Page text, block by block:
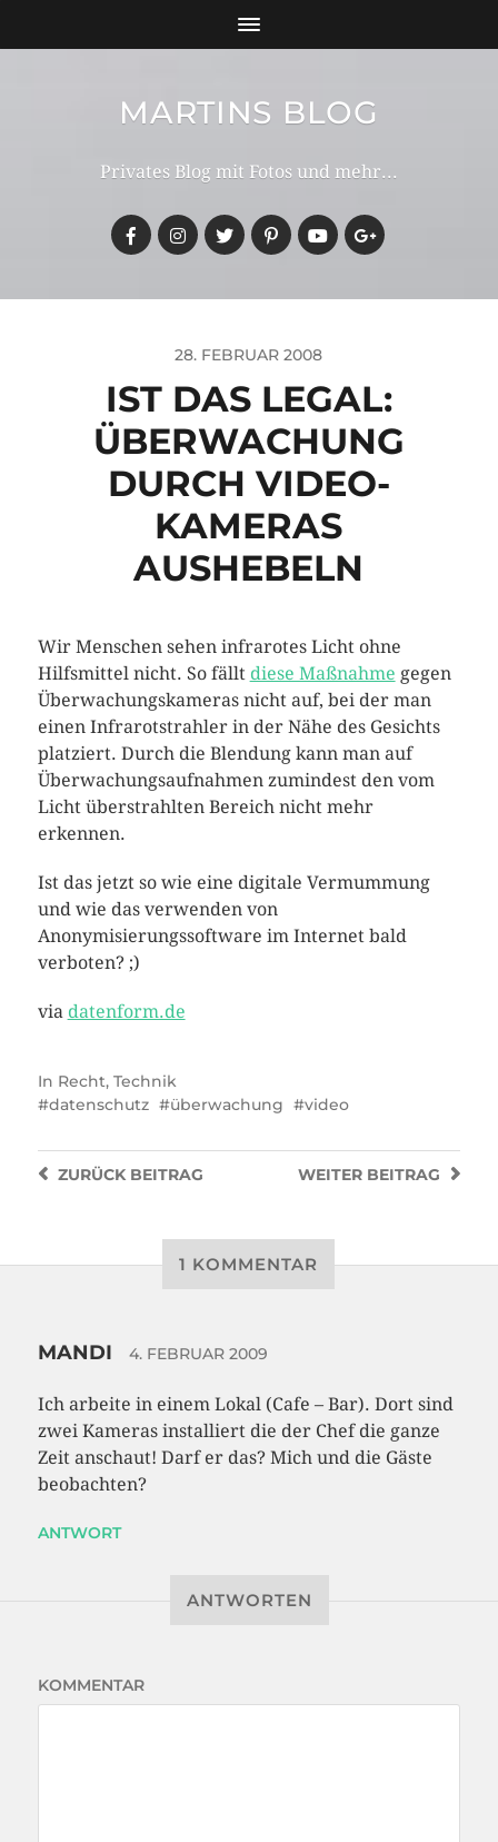
MARTINS BLOG
Privates Blog mit Fotos und mehr...
28. FEBRUAR 2008
IST DAS LEGAL:
ÜBERWACHUNG
DURCH VIDEO-
KAMERAS
AUSHEBELN
Wir Menschen sehen infrarotes Licht ohne
Hilfsmittel nicht. So fällt diese Maßnahme gegen
Überwachungskameras nicht auf, bei der man
einen Infrarotstrahler in der Nähe des Gesichts
platziert. Durch die Blendung kann man auf
Überwachungsaufnahmen zumindest den vom
Licht überstrahlten Bereich nicht mehr
erkennen.
Ist das jetzt so wie eine digitale Vermummung
und wie das verwenden von
Anonymisierungssoftware im Internet bald
verboten? ;)
via datenform.de
In Recht, Technik
datenschutz
überwachung video
WEITER BEITRAG
ZURÜCKBEITRAG
1 KOMMENTAR
MANDI 4. FEBRUAR 2009
Ich arbeite in einem Lokal (Cafe – Bar). Dort sind
zwei Kameras installiert die der Chef die ganze
Zeit anschaut! Darf er das? Mich und die Gäste
beobachten?
ANTWORT
ANTWORTEN
KOMMENTAR